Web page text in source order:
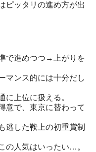
ピッタリの進め方が出
で進めつつ→上がりを
マンス的には十分だし
に上位に扱える。
意で、東京に替わって
逃した鞍上の初重賞制
の人気はいったい…。